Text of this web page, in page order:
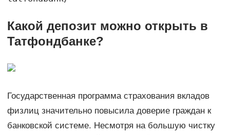
Какой депозит можно открыть в
Татфондбанке?
Государственная программа страхования вкладов
физлиц значительно повысила доверие граждан к
банковской системе. Несмотря на большую чистку